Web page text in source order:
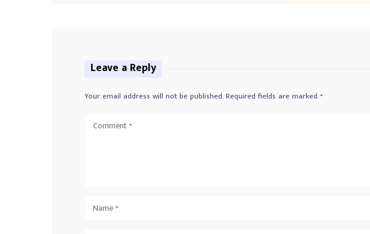
Leave a Reply
Your email address will not be published.Required fields are marked *